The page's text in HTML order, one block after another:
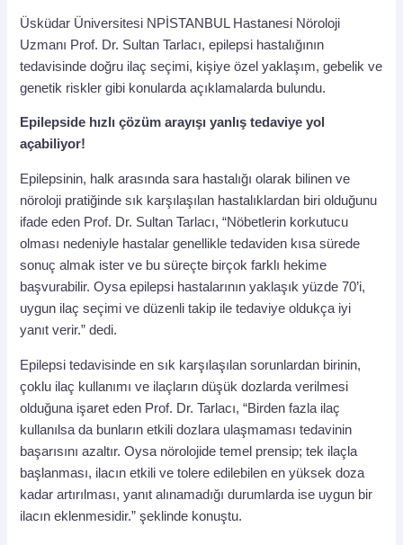
Üsküdar Üniversitesi NPİSTANBUL Hastanesi Nöroloji
Uzmanı Prof. Dr. Sultan Tarlacı, epilepsi hastalığının
tedavisinde doğru ilaç seçimi, kişiye özel yaklaşım, gebelik ve
genetik riskler gibi konularda açıklamalarda bulundu.
Epilepside hızlı çözüm arayışı yanlış tedaviye yol
açabiliyor!
Epilepsinin, halk arasında sara hastalığı olarak bilinen ve
nöroloji pratiğinde sık karşılaşılan hastalıklardan biri olduğunu
ifade eden Prof. Dr. Sultan Tarlacı, “Nöbetlerin korkutucu
olması nedeniyle hastalar genellikle tedaviden kısa sürede
sonuç almak ister ve bu süreçte birçok farklı hekime
başvurabilir. Oysa epilepsi hastalarının yaklaşık yüzde 70’i,
uygun ilaç seçimi ve düzenli takip ile tedaviye oldukça iyi
yanıt verir.” dedi.
Epilepsi tedavisinde en sık karşılaşılan sorunlardan birinin,
çoklu ilaç kullanımı ve ilaçların düşük dozlarda verilmesi
olduğuna işaret eden Prof. Dr. Tarlacı, “Birden fazla ilaç
kullanılsa da bunların etkili dozlara ulaşmaması tedavinin
başarısını azaltır. Oysa nörolojide temel prensip; tek ilaçla
başlanması, ilacın etkili ve tolere edilebilen en yüksek doza
kadar artırılması, yanıt alınamadığı durumlarda ise uygun bir
ilacın eklenmesidir.” şeklinde konuştu.